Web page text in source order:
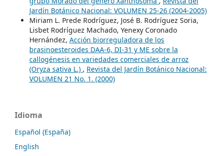
Jardín Botánico Nacional: VOLUMEN 25-26 (2004-2005)
Miriam L. Prede Rodríguez, José B. Rodríguez Soria,
Lisbet Rodríguez Machado, Yenexy Coronado
Hernández, Acción biorreguladora de los
brasinoesteroides DAA-6, DI-31 y ME sobre la
callogénesis en variedades comerciales de arroz
(Oryza sativa L.) , Revista del Jardín Botánico Nacional:
VOLUMEN 21 No. 1. (2000)
Idioma
Español (España)
English